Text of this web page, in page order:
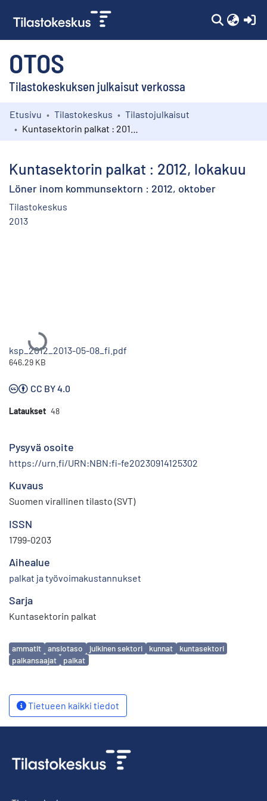
OTOS
Tilastokeskuksen julkaisut verkossa
Kokoelmat
Etusivu Tilastokeskus
Tilastojulkaisut
Kuntasektorin palkat : 2012, lokakuu
Löner inom kommunsektorn : 2012, oktober
Tilastokeskus
2013
Ladataan...
ksp_2012_2013-05-08_fi.pdf
646.29 KB
CC BY 4.0
Lataukset 48
Pysyvä osoite
https://urn.fi/URN:NBN:fi-fe20230914125302
Kuvaus
Suomen virallinen tilasto (SVT)
ISSN
1799-0203
Aihealue
palkat ja työvoimakustannukset
Sarja
Kuntasektorin palkat
Avainsanat
ammatit ansiotaso julkinen sektori kunnat
kuntasektori
palkansaajat
palkat
Tietueen kaikki tiedot